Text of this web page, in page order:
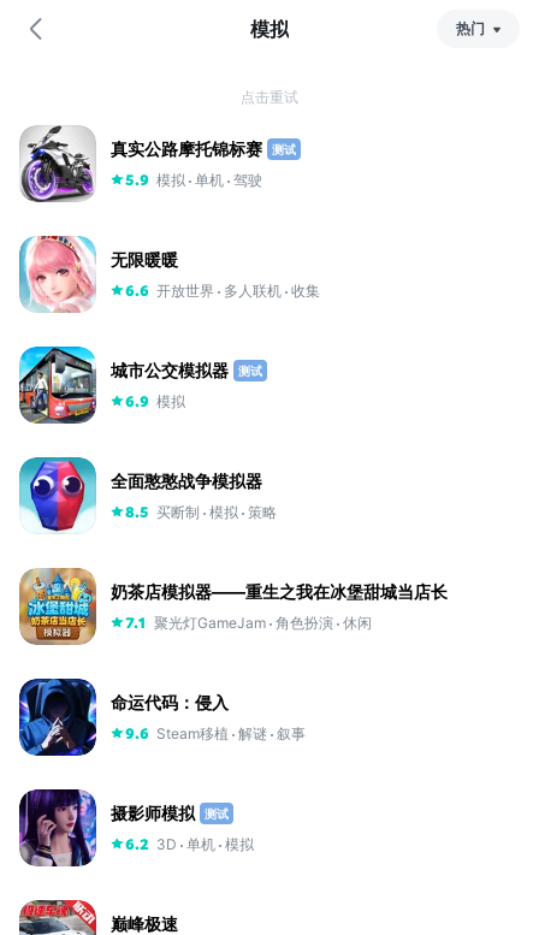
模拟 热门
点击重试
真实公路摩托锦标赛 测试
5.9 模拟 单机 驾驶
无限暖暖
6.6 开放世界 多人联机 收集
城市公交模拟器 测试
6.9 模拟
全面憨憨战争模拟器
8.5 买断制 模拟 策略
奶茶店模拟器——重生之我在冰堡甜城当店长
7.1 聚光灯GameJam 角色扮演 休闲
命运代码：侵入
9.6 Steam移植 解谜 叙事
摄影师模拟 测试
6.2 3D 单机 模拟
巅峰极速